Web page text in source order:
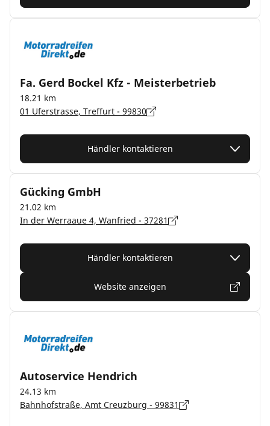
Fa. Gerd Bockel Kfz - Meisterbetrieb
18.21 km
01 Uferstrasse, Treffurt - 99830
Händler kontaktieren
Gücking GmbH
21.02 km
In der Werraaue 4, Wanfried - 37281
Händler kontaktieren
Website anzeigen
Autoservice Hendrich
24.13 km
Bahnhofstraße, Amt Creuzburg - 99831